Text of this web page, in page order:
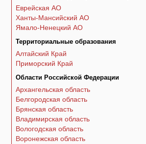
Еврейская АО
Ханты-Мансийский АО
Ямало-Ненецкий АО
Территориальные образования
Алтайский Край
Приморский Край
Области Российской Федерации
Архангельская область
Белгородская область
Брянская область
Владимирская область
Вологодская область
Воронежская область